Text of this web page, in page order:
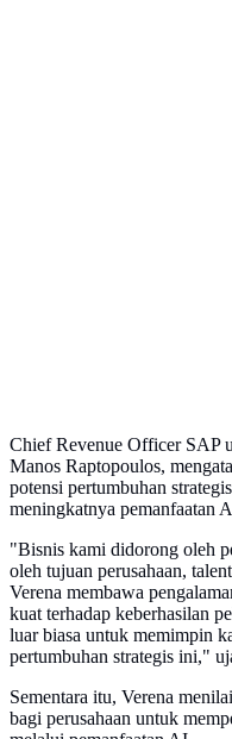
Chief Revenue Officer SAP
Manos Raptopoulos,
potensi pertumbuhan
meningkatnya pemanfaatan
"Bisnis kami didorong oleh
oleh tujuan perusahaan,
Verena membawa
kuat terhadap keberhasilan
luar biasa untuk memimpin
pertumbuhan strategis ini,"
Sementara itu, Verena
bagi perusahaan untuk